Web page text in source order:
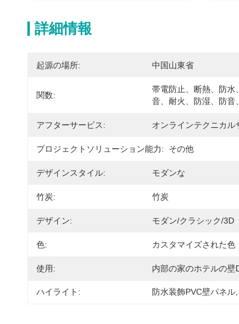
詳細情報
起源の場所: 中国山東省
関数:
帯電防止、断熱、防水
音、耐火、防湿、防音
アフターサービス: オンラインテクニカル
プロジェクトソリューション能力: その他
デザインスタイル: モダンな
竹炭: 竹炭
デザイン: モダン/クラシック/3D
色: カスタマイズされた色
使用: 内部の家のホテルの壁
ハイライト: 防水装飾PVC壁パネル